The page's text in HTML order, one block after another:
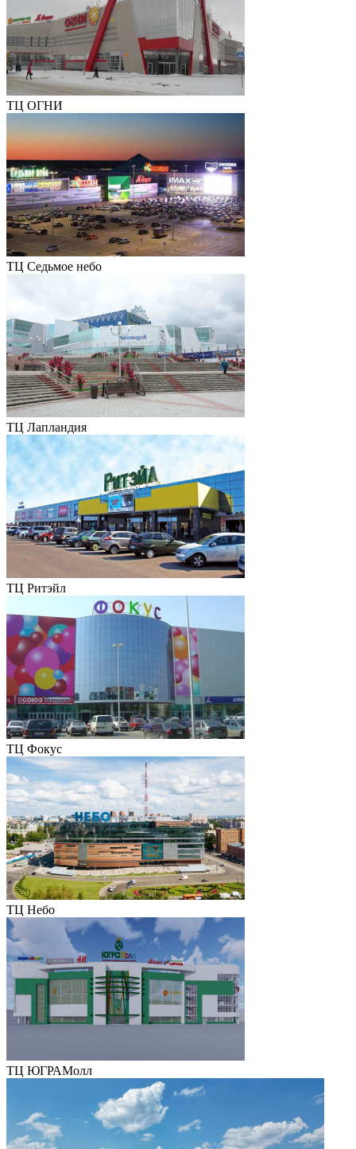
ТЦ ОГНИ
ТЦ Седьмое небо
ТЦ Лапландия
ТЦ Ритэйл
ТЦ Фокус
ТЦ Небо
ТЦ ЮГРАМолл